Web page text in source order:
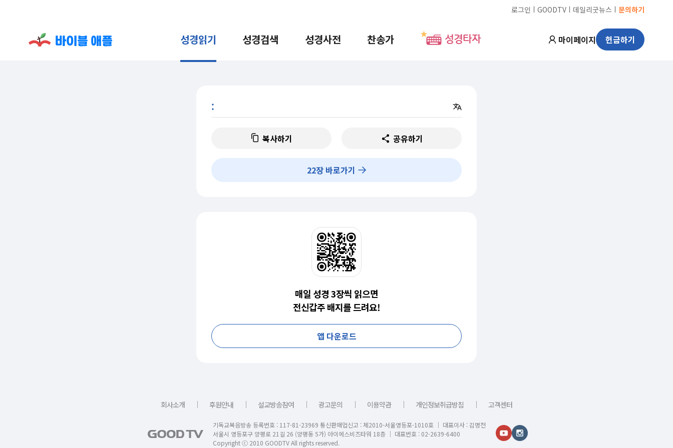
로그인 ㅣ GOODTV ㅣ 데일리굿뉴스 ㅣ 문의하기
성경읽기 성경검색 성경사전 찬송가 성경타자 마이페이지 헌금하기
:
복사하기 공유하기
22장 바로가기
매일 성경 3장씩 읽으면
전신갑주 배지를 드려요!
앱 다운로드
회사소개 ｜ 후원안내 ｜ 설교방송참여 ｜ 광고문의 ｜ 이용약관 ｜ 개인정보취급방침 ｜ 고객센터
기독교복음방송 등록번호 : 117-81-23969 통신판매업신고 : 제2010-서울영등포-1010호 │ 대표이사 : 김명전
서울시 영등포구 양평로 21길 26 (양평동 5가) 아이에스비즈타워 18층 │ 대표번호 : 02-2639-6400
Copyright ⓒ 2010 GOODTV All rights reserved.